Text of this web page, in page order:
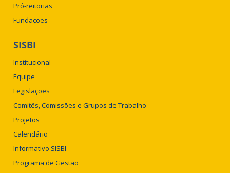
Pró-reitorias
Fundações
SISBI
Institucional
Equipe
Legislações
Comitês, Comissões e Grupos de Trabalho
Projetos
Calendário
Informativo SISBI
Programa de Gestão